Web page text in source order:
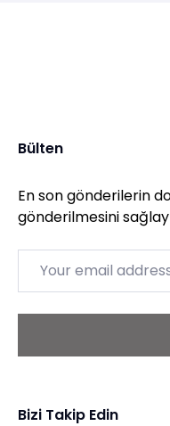
Bülten
En son gönderilerin
gönderilmesini
Bizi Takip Edin